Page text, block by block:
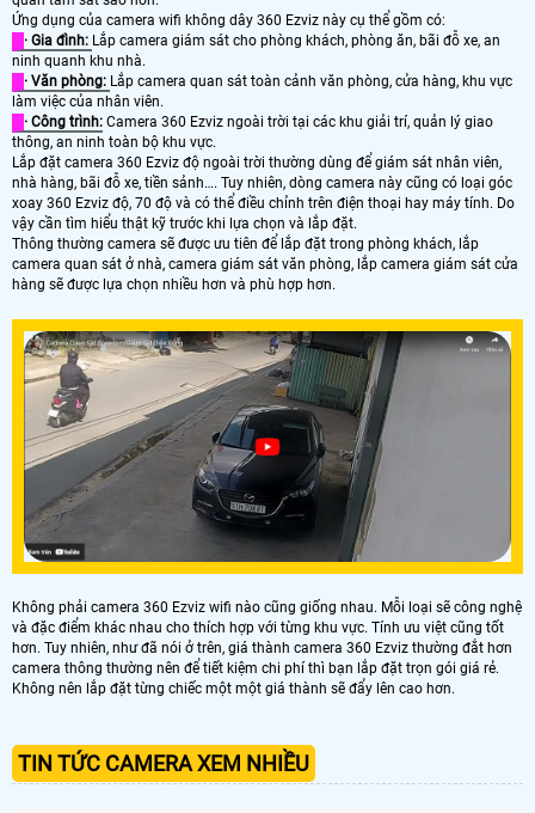
Ứng dụng của camera wifi không dây 360 Ezviz này cụ thể gồm có:
· Gia đình: Lắp camera giám sát cho phòng khách, phòng ăn, bãi đỗ xe, an
ninh quanh khu nhà.
· Văn phòng: Lắp camera quan sát toàn cảnh văn phòng, cửa hàng, khu vực
làm việc của nhân viên.
· Công trình: Camera 360 Ezviz ngoài trời tại các khu giải trí, quản lý giao
thông, an ninh toàn bộ khu vực.
Lắp đặt camera 360 Ezviz độ ngoài trời thường dùng để giám sát nhân viên,
nhà hàng, bãi đỗ xe, tiền sảnh…. Tuy nhiên, dòng camera này cũng có loại góc
xoay 360 Ezviz độ, 70 độ và có thể điều chỉnh trên điện thoại hay máy tính. Do
vậy cần tìm hiểu thật kỹ trước khi lựa chọn và lắp đặt.
Thông thường camera sẽ được ưu tiên để lắp đặt trong phòng khách, lắp
camera quan sát ở nhà, camera giám sát văn phòng, lắp camera giám sát cửa
hàng sẽ được lựa chọn nhiều hơn và phù hợp hơn.
Không phải camera 360 Ezviz wifi nào cũng giống nhau. Mỗi loại sẽ công nghệ
và đặc điểm khác nhau cho thích hợp với từng khu vực. Tính ưu việt cũng tốt
hơn. Tuy nhiên, như đã nói ở trên, giá thành camera 360 Ezviz thường đắt hơn
camera thông thường nên để tiết kiệm chi phí thì bạn lắp đặt trọn gói giá rẻ.
Không nên lắp đặt từng chiếc một một giá thành sẽ đẩy lên cao hơn.
TIN TỨC CAMERA XEM NHIỀU